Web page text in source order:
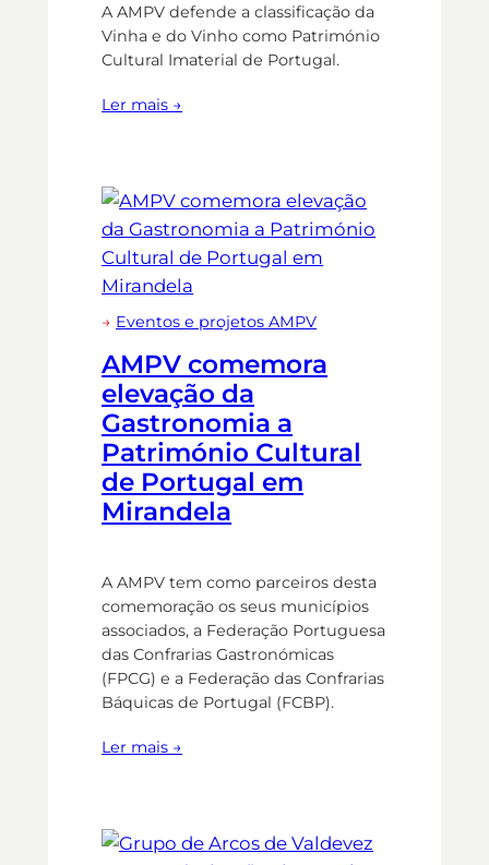
A AMPV defende a classificação da
Vinha e do Vinho como Património
Cultural Imaterial de Portugal.
Ler mais →
→ Eventos e projetos AMPV
AMPV comemora
elevação da
Gastronomia a
Património Cultural
de Portugal em
Mirandela
A AMPV tem como parceiros desta
comemoração os seus municípios
associados, a Federação Portuguesa
das Confrarias Gastronómicas
(FPCG) e a Federação das Confrarias
Báquicas de Portugal (FCBP).
Ler mais →